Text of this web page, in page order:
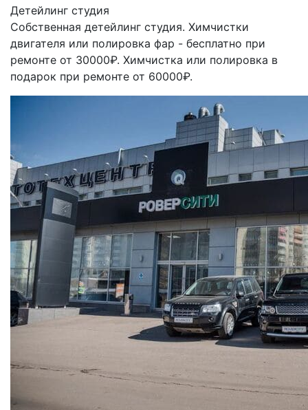
Детейлинг студия
Собственная детейлинг студия. Химчистки
двигателя или полировка фар - бесплатно при
ремонте от 30000₽. Химчистка или полировка в
подарок при ремонте от 60000₽.